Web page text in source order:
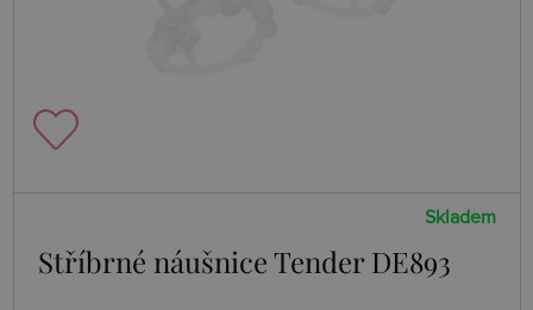
Skladem
Stříbrné náušnice Tender DE893